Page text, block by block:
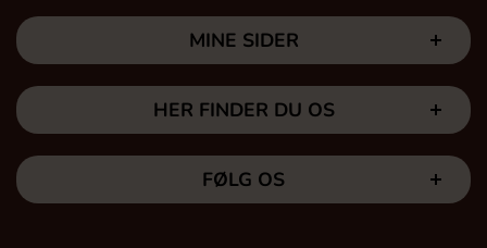
MINE SIDER
HER FINDER DU OS
FØLG OS